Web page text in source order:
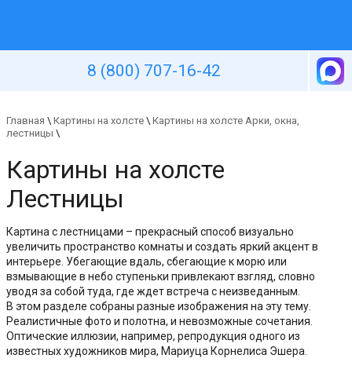
8 (800) 707-16-42
Главная \ Картины на холсте \ Картины на холсте Арки, окна,
лестницы \
Картины на холсте
Лестницы
Картина с лестницами – прекрасный способ визуально
увеличить пространство комнаты и создать яркий акцент в
интерьере. Убегающие вдаль, сбегающие к морю или
взмывающие в небо ступеньки привлекают взгляд, словно
уводя за собой туда, где ждет встреча с неизведанным.
В этом разделе собраны разные изображения на эту тему.
Реалистичные фото и полотна, и невозможные сочетания.
Оптические иллюзии, например, репродукция одного из
известных художников мира, Мариуца Корнелиса Эшера.